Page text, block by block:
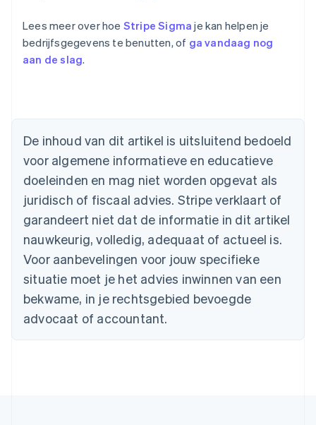
Lees meer over hoe Stripe Sigma je kan helpen je
bedrijfsgegevens te benutten, of ga vandaag nog
aan de slag.
De inhoud van dit artikel is uitsluitend bedoeld
voor algemene informatieve en educatieve
doeleinden en mag niet worden opgevat als
juridisch of fiscaal advies. Stripe verklaart of
garandeert niet dat de informatie in dit artikel
nauwkeurig, volledig, adequaat of actueel is.
Voor aanbevelingen voor jouw specifieke
situatie moet je het advies inwinnen van een
bekwame, in je rechtsgebied bevoegde
advocaat of accountant.
België
Brazilië
PortuguêsEnglish
Bulgarije
English
Canada
English Français
Cyprus
English
Denemarken
Duitsland
DeutschEnglish
Estland
English
Finland